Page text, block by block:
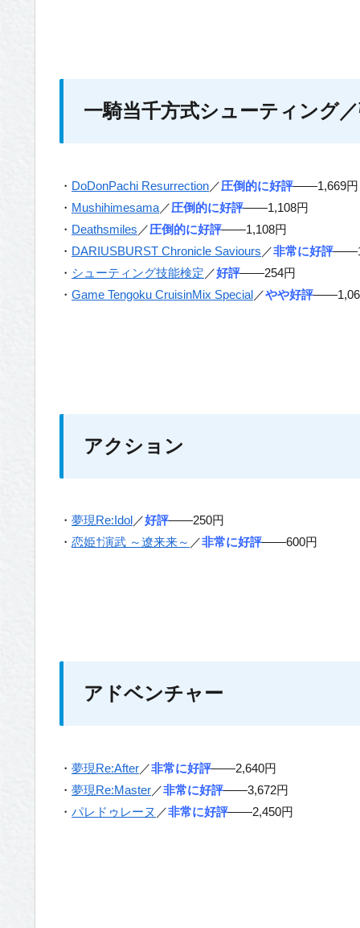
一騎当千方式シューティング
・ DoDonPachi Resurrection／圧倒的に好評——1,669円
・ Mushihimesama／圧倒的に好評——1,108円
・ Deathsmiles ／圧倒的に好評——1,108円
・ DARIUSBURST Chronicle Saviours ／非常に好評
・ シューティング技能検定 ／好評——254円
・ Game Tengoku CruisinMix Special／やや好評
アクション
・ 夢現Re:Idol／好評——250円
・ 恋姫†演武 ～遼来来～ ／非常に好評——600円
アドベンチャー
・ 夢現Re:After／非常に好評——2,640円
・ 夢現Re:Master／非常に好評——3,672円
・ パレドゥレーヌ ／非常に好評——2,450円